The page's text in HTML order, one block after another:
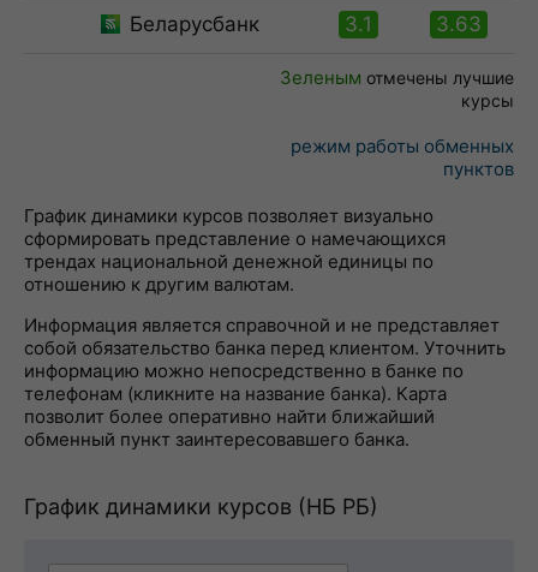
Беларусбанк 3.1 3.63
Зеленым отмечены лучшие
курсы
режим работы обменных
пунктов
График динамики курсов позволяет визуально
сформировать представление о намечающихся
трендах национальной денежной единицы по
отношению к другим валютам.
Информация является справочной и не представляет
собой обязательство банка перед клиентом. Уточнить
информацию можно непосредственно в банке по
телефонам (кликните на название банка). Карта
позволит более оперативно найти ближайший
обменный пункт заинтересовавшего банка.
График динамики курсов (НБ РБ)